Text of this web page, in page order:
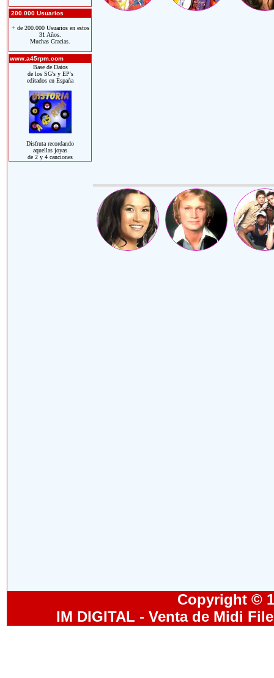
200.000 Usuarios
+ de 200.000 Usuarios en estos
31 Años.
Muchas Gracias.
www.a45rpm.com
Base de Datos
de los SG's y EP's
editados en España
Disfruta recordando
aquellas joyas
de 2 y 4 canciones
Copyright ©
IM DIGITAL - Venta de Midi